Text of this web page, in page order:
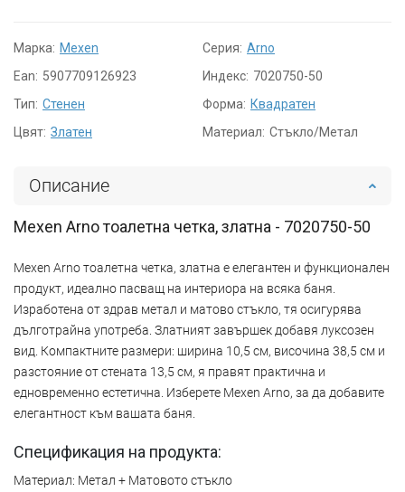
Марка: Mexen Серия: Arno
Ean: 5907709126923 Индекс: 7020750-50
Тип: Стенен Форма: Квадратен
Цвят: Златен Материал: Стъкло/Метал
Описание
Mexen Arno тоалетна четка, златна - 7020750-50
Mexen Arno тоалетна четка, златна е елегантен и функционален
продукт, идеално пасващ на интериора на всяка баня.
Изработена от здрав метал и матово стъкло, тя осигурява
дълготрайна употреба. Златният завършек добавя луксозен
вид. Компактните размери: ширина 10,5 см, височина 38,5 см и
разстояние от стената 13,5 см, я правят практична и
едновременно естетична. Изберете Mexen Arno, за да добавите
елегантност към вашата баня.
Спецификация на продукта:
Материал: Метал + Матовото стъкло